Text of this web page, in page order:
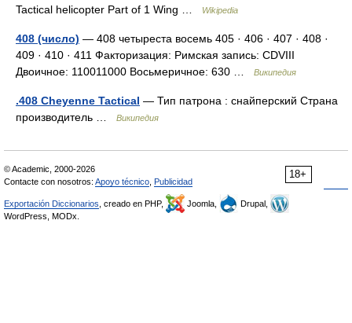
Tactical helicopter Part of 1 Wing …
Wikipedia
408 (число) — 408 четыреста восемь 405 · 406 · 407 · 408 ·
409 · 410 · 411 Факторизация: Римская запись: CDVIII
Двоичное: 110011000 Восьмеричное: 630 …
Википедия
.408 Cheyenne Tactical — Тип патрона : снайперский Страна
производитель …
Википедия
18+
© Academic, 2000-2026
Contacte con nosotros: Apoyo técnico Publicidad
Exportación Diccionarios , creado en PHP, Joomla,
Drupal,
WordPress, MODx.